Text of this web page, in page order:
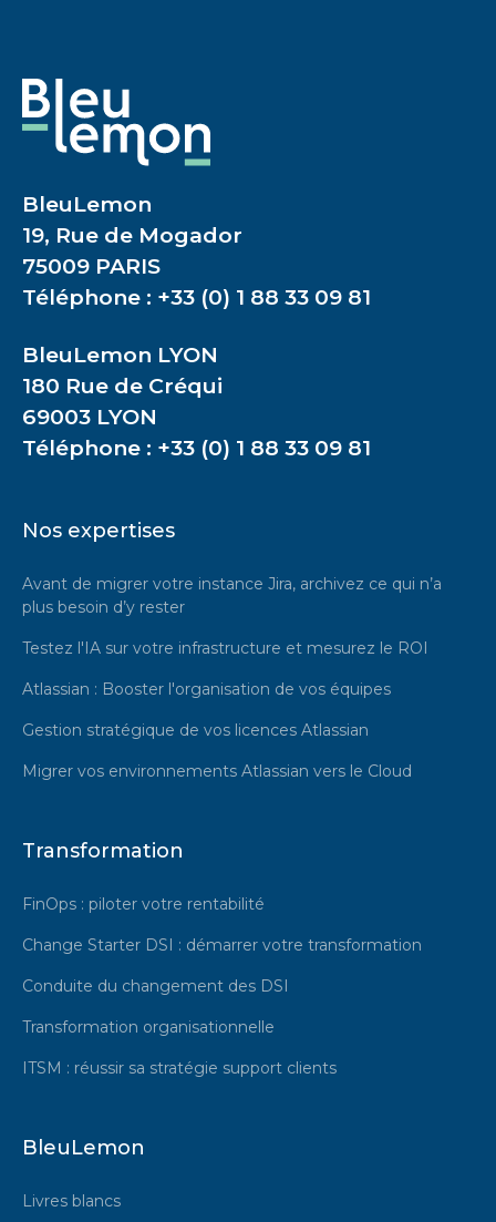
BleuLemon
19, Rue de Mogador
75009 PARIS
Téléphone : +33 (0) 1 88 33 09 81
BleuLemon LYON
180 Rue de Créqui
69003 LYON
Téléphone : +33 (0) 1 88 33 09 81
Nos expertises
Avant de migrer votre instance Jira, archivez ce qui n’a
plus besoin d’y rester
Testez l'IA sur votre infrastructure et mesurez le ROI
Atlassian : Booster l'organisation de vos équipes
Gestion stratégique de vos licences Atlassian
Migrer vos environnements Atlassian vers le Cloud
Transformation
FinOps : piloter votre rentabilité
Change Starter DSI : démarrer votre transformation
Conduite du changement des DSI
Transformation organisationnelle
ITSM : réussir sa stratégie support clients
BleuLemon
Livres blancs